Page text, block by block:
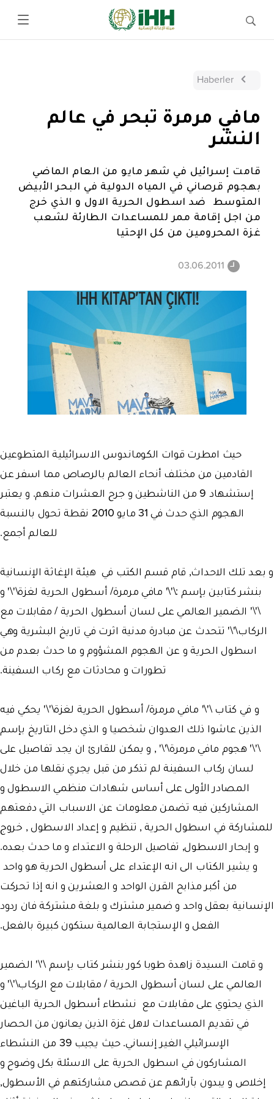
Haberler
مافي مرمرة تبحر في عالم
النشر
قامت إسرائيل في شهر مايو من العام الماضي
بهجوم قرصاني في المياه الدولية في البحر الأبيض
المتوسط ​​ ضد اسطول الحرية الاول و الذي خرج
من اجل إقامة ممر للمساعدات الطارئة لشعب
غزة المحرومين من كل الإحتيا
03.06.2011
حيث امطرت قوات الكوماندوس الاسرائيلية المتطوعين
القادمين من مختلف أنحاء العالم بالرصاص مما اسفر عن
إستشهاد 9 من الناشطين و جرح العشرات منهم. و يعتبر
الهجوم الذي حدث في 31 مايو 2010 نقطة تحول بالنسبة
للعالم أجمع.
و بعد تلك الاحداث, قام قسم الكتب في هيئة الإغاثة الإنسانية
بنشر كتابين بإسم :\'\' مافي مرمرة/ أسطول الحرية لغزة\'\' و
\'\' الضمير العالمي على لسان أسطول الحرية / مقابلات مع
الركاب\'\' تتحدث عن مبادرة مدنية اثرت في تاريخ البشرية وهي
اسطول الحرية و عن الهجوم المشؤوم و ما حدث بعدم من
تطورات و محادثات مع ركاب السفينة.
و في كتاب \'\' مافي مرمرة/ أسطول الحرية لغزة\'\' يحكي فيه
الذين عاشوا ذلك العدوان شخصيا و الذي دخل التاريخ بإسم
\'\' هجوم مافي مرمرة\'\' , و يمكن للقارئ ان يجد تفاصيل على
لسان ركاب السفينة لم تذكر من قبل يجري نقلها من خلال
المصادر الأولى على أساس شهادات منظمي الاسطول و
المشاركين فيه تضمن معلومات عن الاسباب التي دفعتهم
للمشاركة في اسطول الحرية , تنظيم و إعداد الاسطول , خروج
و إبحار الاسطول, تفاصيل الرحلة و الاعتداء و ما حدث بعده.
و يشير الكتاب الى انه الإعتداء على أسطول الحرية هو واحد
من أكبر مذابح القرن الواحد و العشرين و انه إذا تحركت
الإنسانية بعقل واحد و ضمير مشترك و بلغة مشتركة فان ردود
الفعل و الإستجابة العالمية ستكون كبيرة بالفعل.
و قامت السيدة زاهدة طوبا كور بنشر كتاب بإسم \'\' الضمير
العالمي على لسان أسطول الحرية / مقابلات مع الركاب\'\' و
الذي يحتوي على مقابلات مع نشطاء أسطول الحرية الباغين
في تقديم المساعدات لاهل غزة الذين يعانون من الحصار
الإسرائيلي الغير إنساني. حيث يجيب 39 من النشطاء
المشاركون في اسطول الحرية على الاسئلة بكل وضوح و
إخلاص و يبدون بآرائهم عن قصص مشاركتهم في الأسطول,